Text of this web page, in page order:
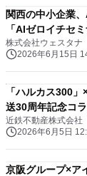
関西の中小企業
「AIゼロイチセ
株式会社ウェスタナ
2026年6月15日
「ハルカス300
送30周年記念コ
近鉄不動産株式会社
2026年6月5日
京阪グループ×ア